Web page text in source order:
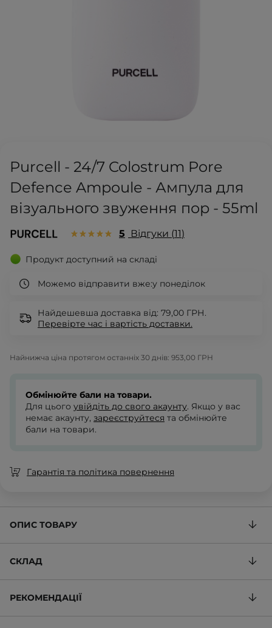
Purcell - 24/7 Colostrum Pore
Defence Ampoule - Ампула для
візуального звуження пор - 55ml
5 Відгуки 11
Продукт доступний на складі
Можемо відправити вже:у понеділок
Найдешевша доставка від: 79,00 ГРН.
Перевірте час і вартість доставки.
Найнижча ціна протягом останніх 30 днів: 953,00 ГРН
Обмінюйте бали на товари.
Для цього увійдіть до свого акаунту. Якщо у вас
немає акаунту, зареєструйтеся та обмінюйте
бали на товари.
Гарантія та політика повернення
ОПИС ТОВАРУ
СКЛАД
РЕКОМЕНДАЦІЇ